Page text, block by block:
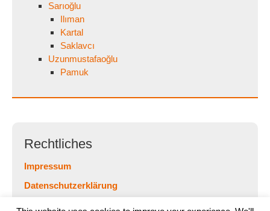
Sarıoğlu
Ilıman
Kartal
Saklavcı
Uzunmustafaoğlu
Pamuk
Rechtliches
Impressum
Datenschutzerklärung